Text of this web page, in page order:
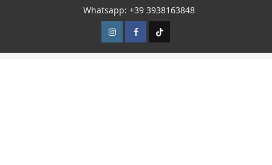
Whatsapp: +39 3938163848
InstagramFacebook
TikTok